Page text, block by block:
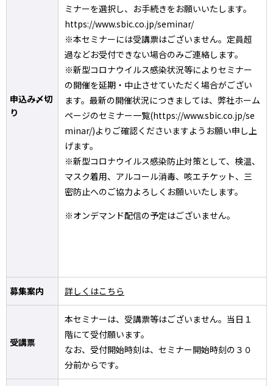
申込み〆切
り
ミナーを選択し、お手続きをお願いいたします。
https://www.sbic.co.jp/seminar/
※本セミナーには受講票はございません。定員超
過などお受付できない場合のみご連絡します。
※新型コロナウイルス感染状況等によりセミナー
の開催を延期・中止させていただく場合がござい
ます。最新の開催状況につきましては、弊社ホーム
ページのセミナー一覧(https://www.sbic.co.jp/se
minar/)よりご確認くださいますようお願い申し上
げます。
※新型コロナウイルス感染防止対策として、検温、
マスク着用、アルコール消毒、咳エチケット、三
密防止へのご協力よろしくお願いいたします。
※オンデマンド配信の予定はございません。
募集案内 詳しくはこちら
受講票
本セミナーは、受講票等はございません。当日１
階にて受付願います。
なお、受付開始時刻は、セミナー開始時刻の３０
分前からです。